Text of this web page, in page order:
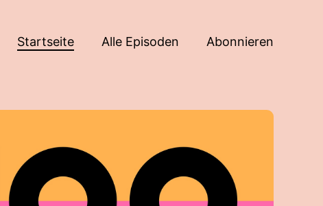
Startseite Alle Episoden Abonnieren